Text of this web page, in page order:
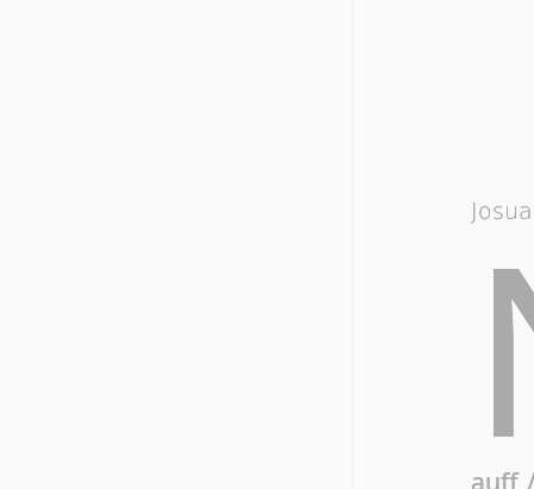
auff